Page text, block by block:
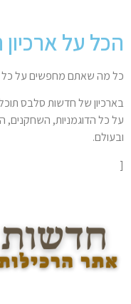
הכל על
כל מה שאתם מחפשים על כל
בארכיון של חדשות סלבס
על כל הדוגמניות, השחקנים,
ובעולם.
[